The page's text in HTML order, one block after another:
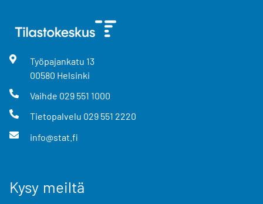
Työpajankatu 13
00580 Helsinki
Vaihde 029 551 1000
Tietopalvelu 029 551 2220
info@stat.fi
Kysy meiltä